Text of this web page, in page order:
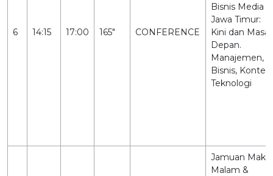
6 14:15 17:00 165" CONFERENCE
Bisnis Media di
Jawa Timur:
Kini dan Masa
Depan.
Manajemen,
Bisnis, Konten,
Teknologi
Jamuan
Malam &